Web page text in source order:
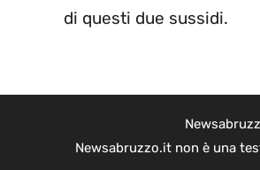
di questi due sussidi.
Newsabruzzo.it non è una